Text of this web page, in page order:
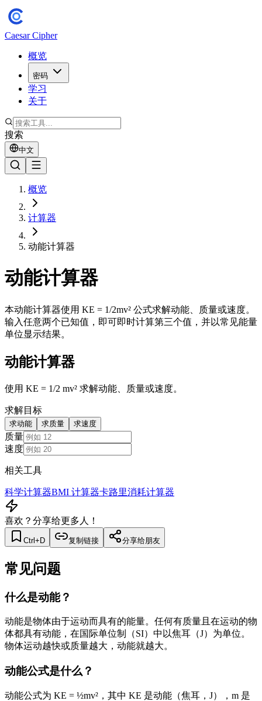
Caesar Cipher
概览
密码
学习
关于
搜索
中文
概览
计算器
动能计算器
动能计算器
本动能计算器使用 KE = 1/2mv² 公式求解动能、质量或速度。
输入任意两个已知值，即可即时计算第三个值，并以常见能量
单位显示结果。
动能计算器
使用 KE = 1/2 mv² 求解动能、质量或速度。
求解目标
求动能 求质量 求速度
质量
速度
相关工具
科学计算器BMI 计算器卡路里消耗计算器
喜欢？分享给更多人！
Ctrl+D 复制链接 分享给朋友
常见问题
什么是动能？
动能是物体由于运动而具有的能量。任何有质量且在运动的物
体都具有动能，在国际单位制（SI）中以焦耳（J）为单位。
物体运动越快或质量越大，动能就越大。
动能公式是什么？
动能公式为 KE = ½mv²，其中 KE 是动能（焦耳，J），m 是